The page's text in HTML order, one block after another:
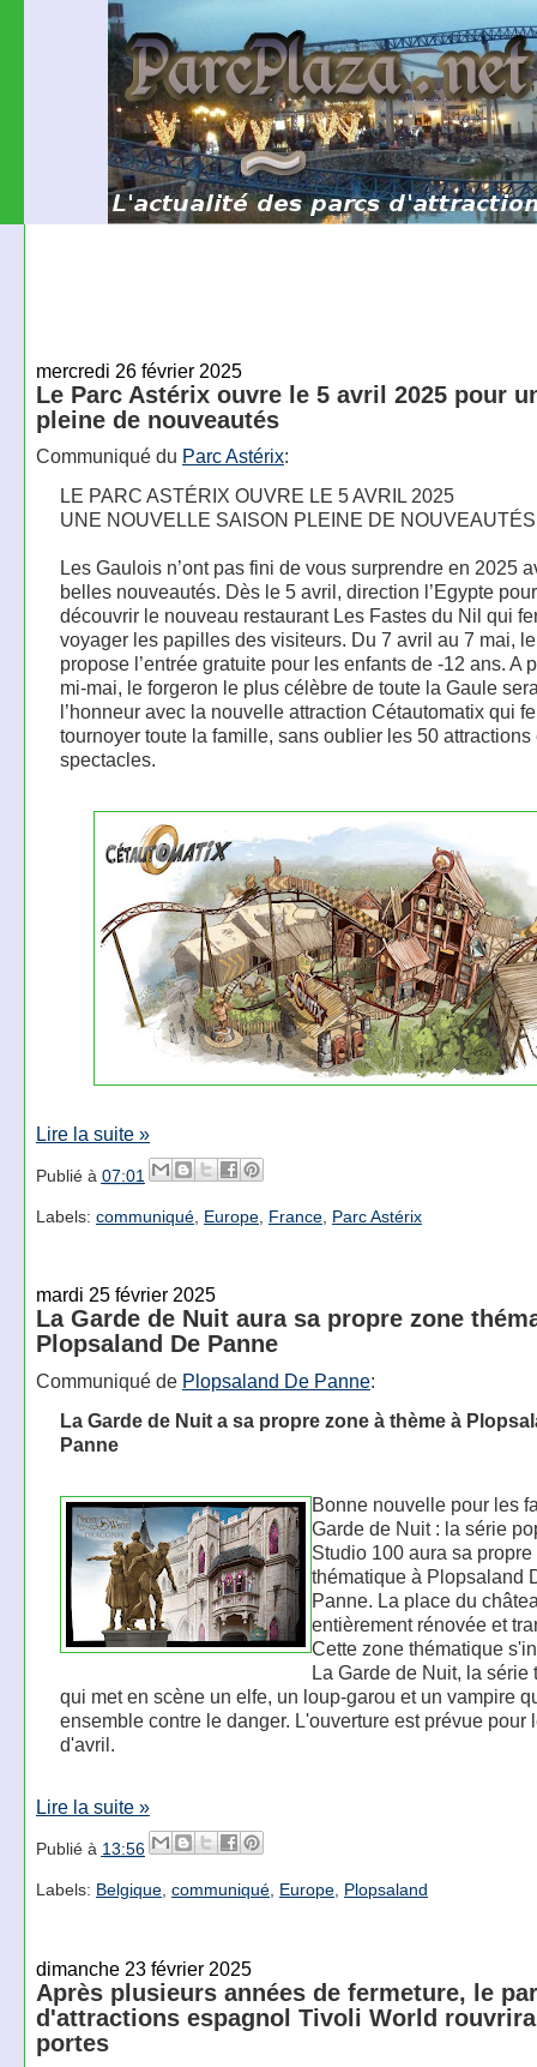
mercredi 26 février 2025
Le Parc Astérix ouvre le 5 avril 2025 pour
pleine de nouveautés
Communiqué du Parc Astérix:
LE PARC ASTÉRIX OUVRE LE 5 AVRIL 2025
UNE NOUVELLE SAISON PLEINE DE NOUVEAUTÉS
Les Gaulois n’ont pas fini de vous surprendre en 2025
belles nouveautés. Dès le 5 avril, direction l’Egypte pour
découvrir le nouveau restaurant Les Fastes du Nil qui
voyager les papilles des visiteurs. Du 7 avril au 7 mai,
propose l’entrée gratuite pour les enfants de -12 ans. A
mi-mai, le forgeron le plus célèbre de toute la Gaule
l’honneur avec la nouvelle attraction Cétautomatix qui
tournoyer toute la famille, sans oublier les 50 attractions
spectacles.
Lire la suite »
Publié à 07:01
Labels: communiqué, Europe, France, Parc Astérix
mardi 25 février 2025
La Garde de Nuit aura sa propre zone
Plopsaland De Panne
Communiqué de Plopsaland De Panne:
La Garde de Nuit a sa propre zone à thème à
Panne
Bonne nouvelle pour les
Garde de Nuit : la série
Studio 100 aura sa propre
thématique à Plopsaland
Panne. La place du
entièrement rénovée et
Cette zone thématique
La Garde de Nuit, la série
qui met en scène un elfe, un loup-garou et un vampire
ensemble contre le danger. L'ouverture est prévue pour
d'avril.
Lire la suite »
Publié à 13:56
Labels: Belgique, communiqué, Europe, Plopsaland
dimanche 23 février 2025
Après plusieurs années de fermeture, le
d'attractions espagnol Tivoli World
portes